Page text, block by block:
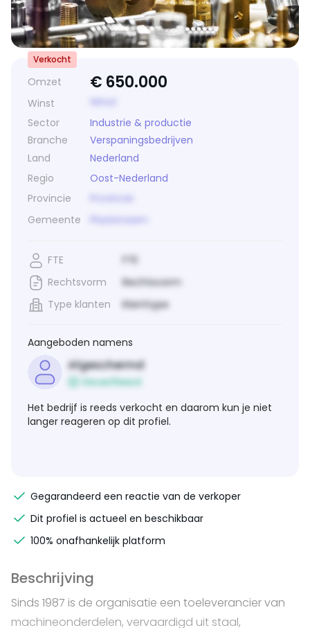
Omzet € 650.000
Winst
Sector
Industrie & productie
Branche
Verspaningsbedrijven
Land
Nederland
Regio
Oost-Nederland
Provincie
Provincie
Gemeente
Plaatsnaam
Verkocht
FTE
FTE
Rechtsvorm
Rechtsvorm
Type klanten
Klanttype
Aangeboden namens
Afgeschermd
Geverifieerd
Het bedrijf is reeds verkocht en daarom kun je niet
langer reageren op dit profiel.
Gegarandeerd een reactie van de verkoper
Dit profiel is actueel en beschikbaar
100% onafhankelijk platform
Beschrijving
Sinds 1987 is de organisatie een toeleverancier van
machineonderdelen, vervaardigd uit staal,